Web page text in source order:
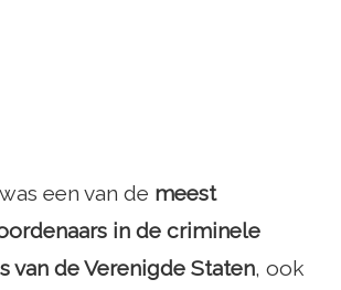
een van de meest
in de criminele
van de Verenigde Staten, ook